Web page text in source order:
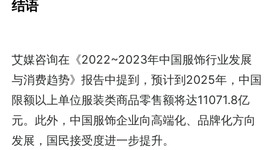
结语
艾媒咨询在《2022~2023年中国服饰行业发展
与消费趋势》报告中提到，预计到2025年，中国
限额以上单位服装类商品零售额将达11071.8亿
元。此外，中国服饰企业向高端化、品牌化方向
发展，国民接受度进一步提升。